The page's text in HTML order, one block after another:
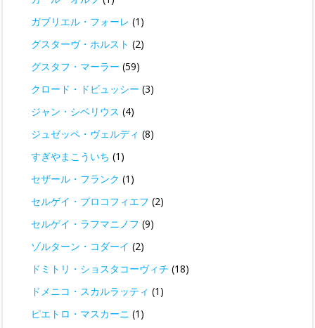
ガブリエル・フォーレ (1)
グスターヴ・ホルスト (2)
グスタフ・マーラー (59)
クロード・ドビュッシー (3)
ジャン・シベリウス (4)
ジュゼッペ・ヴェルディ (8)
すぎやまこういち (1)
セザール・フランク (1)
セルゲイ・プロコフィエフ (2)
セルゲイ・ラフマニノフ (9)
ゾルターン・コダーイ (2)
ドミトリ・ショスタコーヴィチ (18)
ドメニコ・スカルラッティ (1)
ピエトロ・マスカーニ (1)